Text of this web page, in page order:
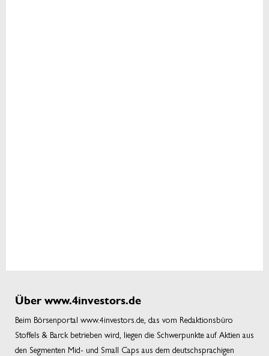
Über www.4investors.de
Beim Börsenportal www.4investors.de, das vom Redaktionsbüro
Stoffels & Barck betrieben wird, liegen die Schwerpunkte auf Aktien aus
den Segmenten Mid- und Small Caps aus dem deutschsprachigen